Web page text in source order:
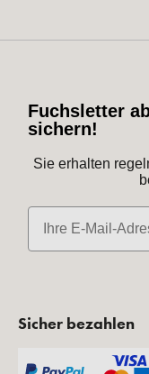
Fuchsletter
sichern!
Sie erhalten
E-Mail
Sicher bezahlen